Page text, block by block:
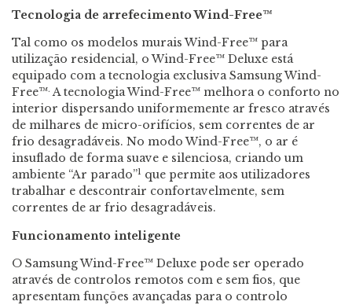
Tecnologia de arrefecimento Wind-Free™
Tal como os modelos murais Wind-Free™ para
utilização residencial, o Wind-Free™ Deluxe está
equipado com a tecnologia exclusiva Samsung Wind-
Free™. A tecnologia Wind-Free™ melhora o conforto no
interior dispersando uniformemente ar fresco através
de milhares de micro-orifícios, sem correntes de ar
frio desagradáveis. No modo Wind-Free™, o ar é
insuflado de forma suave e silenciosa, criando um
ambiente “Ar parado”1 que permite aos utilizadores
trabalhar e descontrair confortavelmente, sem
correntes de ar frio desagradáveis.
Funcionamento inteligente
O Samsung Wind-Free™ Deluxe pode ser operado
através de controlos remotos com e sem fios, que
apresentam funções avançadas para o controlo